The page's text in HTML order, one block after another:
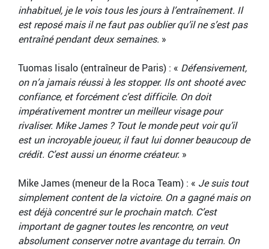
inhabituel, je le vois tous les jours à l’entraînement. Il
est reposé mais il ne faut pas oublier qu’il ne s’est pas
entraîné pendant deux semaines. »
Tuomas Iisalo (entraîneur de Paris) : « Défensivement,
on n’a jamais réussi à les stopper. Ils ont shooté avec
confiance, et forcément c’est difficile. On doit
impérativement montrer un meilleur visage pour
rivaliser. Mike James ? Tout le monde peut voir qu’il
est un incroyable joueur, il faut lui donner beaucoup de
crédit. C’est aussi un énorme créateur. »
Mike James (meneur de la Roca Team) : « Je suis tout
simplement content de la victoire. On a gagné mais on
est déjà concentré sur le prochain match. C’est
important de gagner toutes les rencontre, on veut
absolument conserver notre avantage du terrain. On